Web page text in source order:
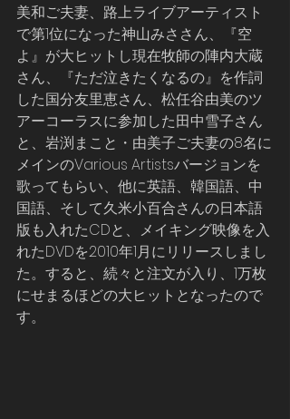
美和ご夫妻、路上ライブアーティスト
で第1位になった神山みささん、『空
よ』が大ヒットし現在牧師の陣内大蔵
さん、『ただ泣きたくなるの』を作詞
した国分友里恵さん、松任谷由美のツ
アーコーラスに参加した田中雪子さん
と、岩渕まこと・由美子ご夫妻の8名に
メインのVarious Artistsバージョンを
歌ってもらい、他に英語、韓国語、中
国語、そして久米小百合さんの日本語
版も入れたCDと、メイキング映像を入
れたDVDを2010年1月にリリースしまし
た。すると、続々と注文が入り、1万枚
にせまるほどの大ヒットとなったので
す。